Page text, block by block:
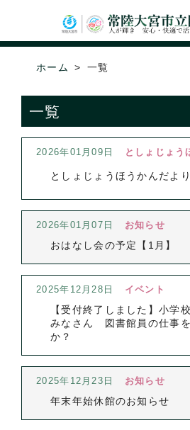
ホーム 一覧
一覧
2026年01月09日 としょじょう
としょじょうほうかんだよ
2026年01月07日 お知らせ
おはなし会の予定【1月】
2025年12月28日 イベント
【受付終了しました】小学
みなさん 図書館員の仕事
か？
2025年12月23日 お知らせ
年末年始休館のお知らせ